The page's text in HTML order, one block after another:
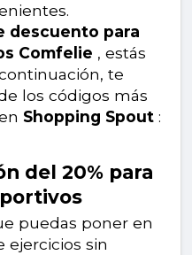
descuento para
Comfelie , estás
te
los códigos más
Shopping Spout :
del 20% para
puedas poner en
sin